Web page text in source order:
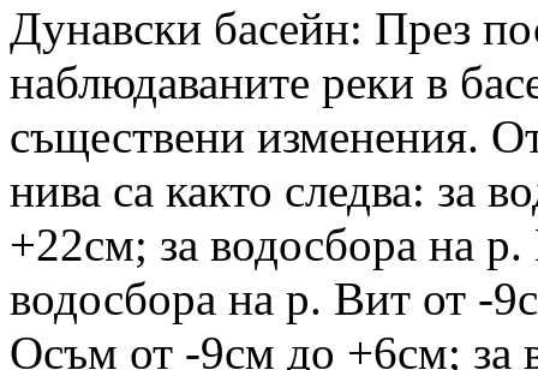
Дунавски басейн: През
наблюдаваните реки в
съществени изменения.
нива са както следва: за
+22см; за водосбора на
водосбора на р. Вит от -
Осъм от -9см до +6см; за